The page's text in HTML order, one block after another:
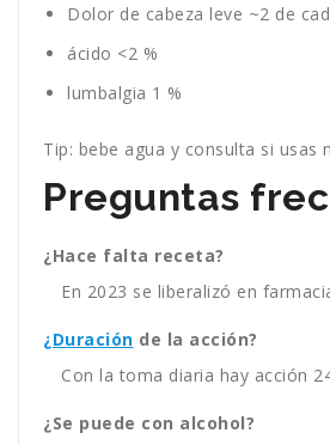
Dolor de cabeza leve ~2 de
ácido <2 %
lumbalgia 1 %
Tip: bebe agua y consulta si usas
Preguntas
¿Hace falta receta?
En 2023 se liberalizó en
¿Duración de la acción?
Con la toma diaria hay acción
¿Se puede con alcohol?